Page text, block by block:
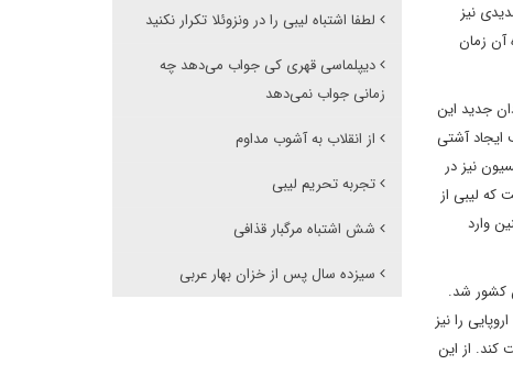
نیز
شاهزاده آن زمان
جدید این
«کمیته گفتگوی ملی» را با هدف ایجاد آشتی
اما این کمیسیون نیز در
که لیبی از
وارد
کشور شد.
را نیز
کند. از این
لطفا اشتباه لیبی را در ونزوئلا تکرار نکنید
دیپلماسی قهری کی جواب می‌دهد چه
زمانی جواب نمی‌دهد
از انقلاب به آشوب مداوم
تجربه تحریم لیبی
شش اشتباه مرگبار قذافی
سیزده سال پس از خزان بهار عربی